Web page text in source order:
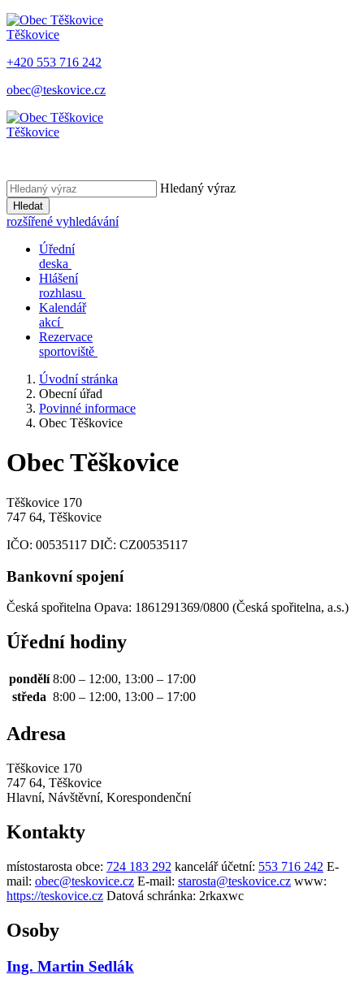
Těškovice
+420 553 716 242
obec@teskovice.cz
Těškovice
Hledaný výraz
Hledat
rozšířené vyhledávání
Úřední
deska
Hlášení
rozhlasu
Kalendář
akcí
Rezervace
sportoviště
Úvodní stránka
Obecní úřad
Povinné informace
Obec Těškovice
Obec Těškovice
Těškovice 170
747 64, Těškovice
IČO: 00535117 DIČ: CZ00535117
Bankovní spojení
Česká spořitelna Opava: 1861291369/0800 (Česká spořitelna, a.s.)
Úřední hodiny
pondělí 8:00 – 12:00, 13:00 – 17:00
středa 8:00 – 12:00, 13:00 – 17:00
Adresa
Těškovice 170
747 64, Těškovice
Hlavní, Návštěvní, Korespondenční
Kontakty
místostarosta obce: 724 183 292 kancelář účetní: 553 716 242 E-
mail: obec@teskovice.cz E-mail: starosta@teskovice.cz www:
https://teskovice.cz Datová schránka: 2rkaxwc
Osoby
Ing. Martin Sedlák